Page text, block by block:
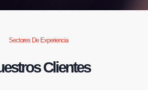
Sectores De Experiencia
Clientes